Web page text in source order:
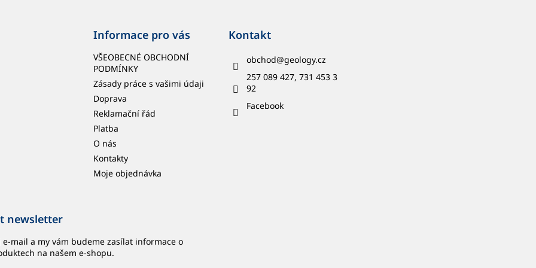
Informace pro vás
VŠEOBECNÉ OBCHODNÍ
PODMÍNKY
Zásady práce s vašimi údaji
Doprava
Reklamační řád
Platba
O nás
Kontakty
Moje objednávka
Kontakt
obchod@geology.cz
257 089 427, 731 453 3
92
Facebook
newsletter
e-mail a my vám budeme zasílat informace o
na našem e-shopu.